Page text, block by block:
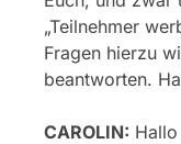
„Teilnehmer
Fragen hierzu
beantworten.
CAROLIN: